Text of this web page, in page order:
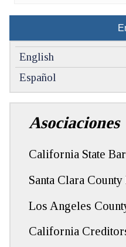
leave
this
field
empty.
English
Español
Asociaciones
California State
Santa Clara
Los Angeles
California